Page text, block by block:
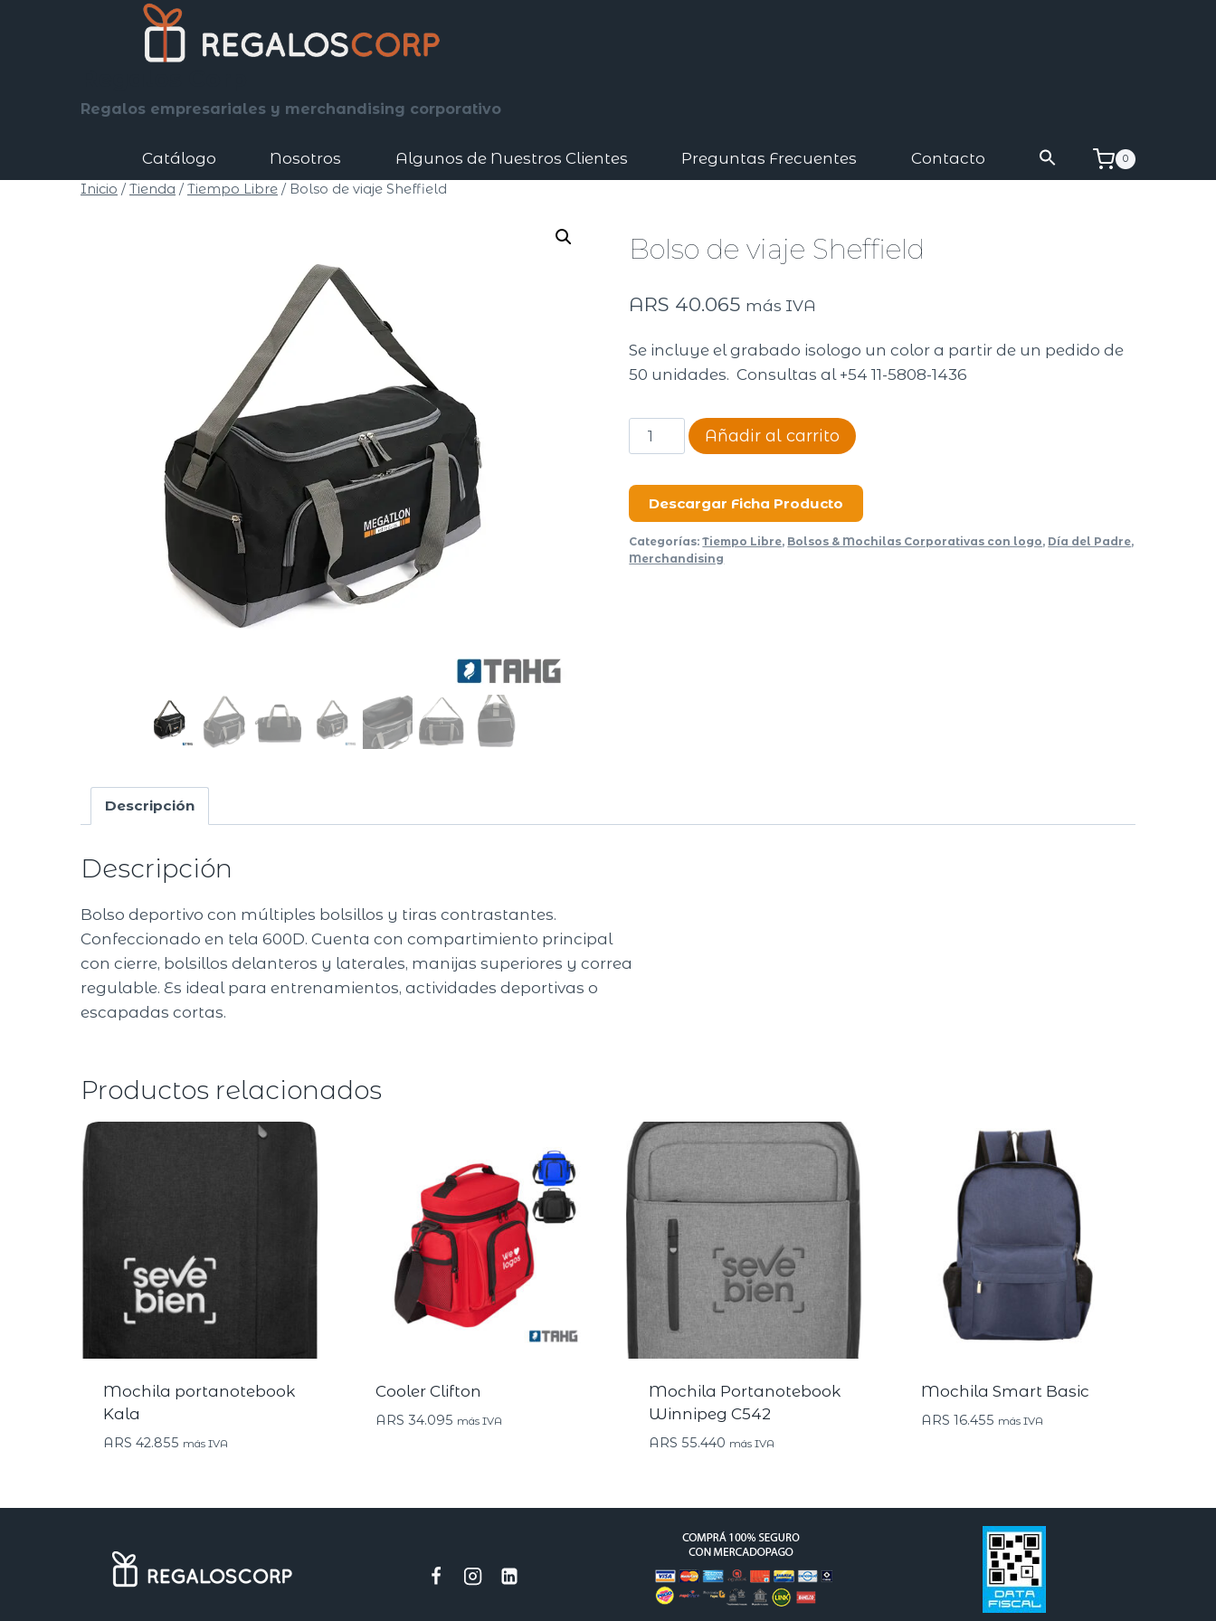
Regalos empresariales y merchandising corporativo
Catálogo Nosotros Algunos de Nuestros Clientes Preguntas Frecuentes Contacto 0
Inicio / Tienda / Tiempo Libre / Bolso de viaje Sheffield
Bolso de viaje Sheffield
ARS 40.065 más IVA
Se incluye el grabado isologo un color a partir de un pedido de
50 unidades. Consultas al +54 11-5808-1436
Bolso
de
Sheffield
cantidad
Añadir al carrito
Descargar Ficha Producto
Categorías:Tiempo Libre, Bolsos & Mochilas Corporativas con logo, Día del Padre,
Merchandising
Descripción
Descripción
Bolso deportivo con múltiples bolsillos y tiras contrastantes.
Confeccionado en tela 600D. Cuenta con compartimiento principal
con cierre, bolsillos delanteros y laterales, manijas superiores y correa
regulable. Es ideal para entrenamientos, actividades deportivas o
escapadas cortas.
Productos relacionados
Mochila portanotebook
Kala
ARS 42.855 más IVA
Cooler Clifton
ARS 34.095 más IVA
Mochila Portanotebook
Winnipeg C542
ARS 55.440 más IVA
Mochila Smart Basic
ARS 16.455 más IVA